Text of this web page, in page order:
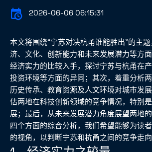
2026-06-06 06:15:31
本文将围绕“宁苏对决杭甬谁能胜出”的主
济、文化、创新能力和未来发展潜力等方
经济实力的比较入手，探讨宁苏与杭甬在
投资环境等方面的异同；其次，着重分析
历史传承、教育资源及人文环境对城市发
估两地在科技创新领域的竞争情况，特别
展；最后，从未来发展潜力角度展望两地
四个方面的综合分析，我们希望能够为读
的视角，以判断宁苏和杭甬之间的竞争走向